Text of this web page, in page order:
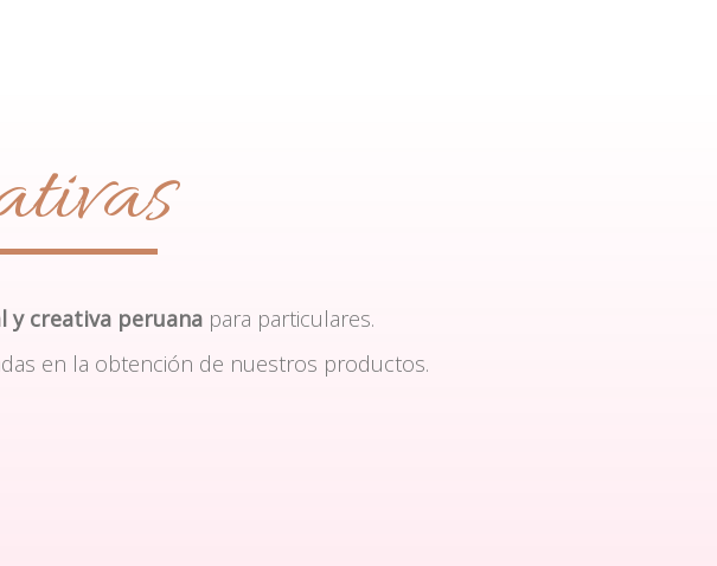
y creativa peruana para particulares.
en la obtención de nuestros productos.